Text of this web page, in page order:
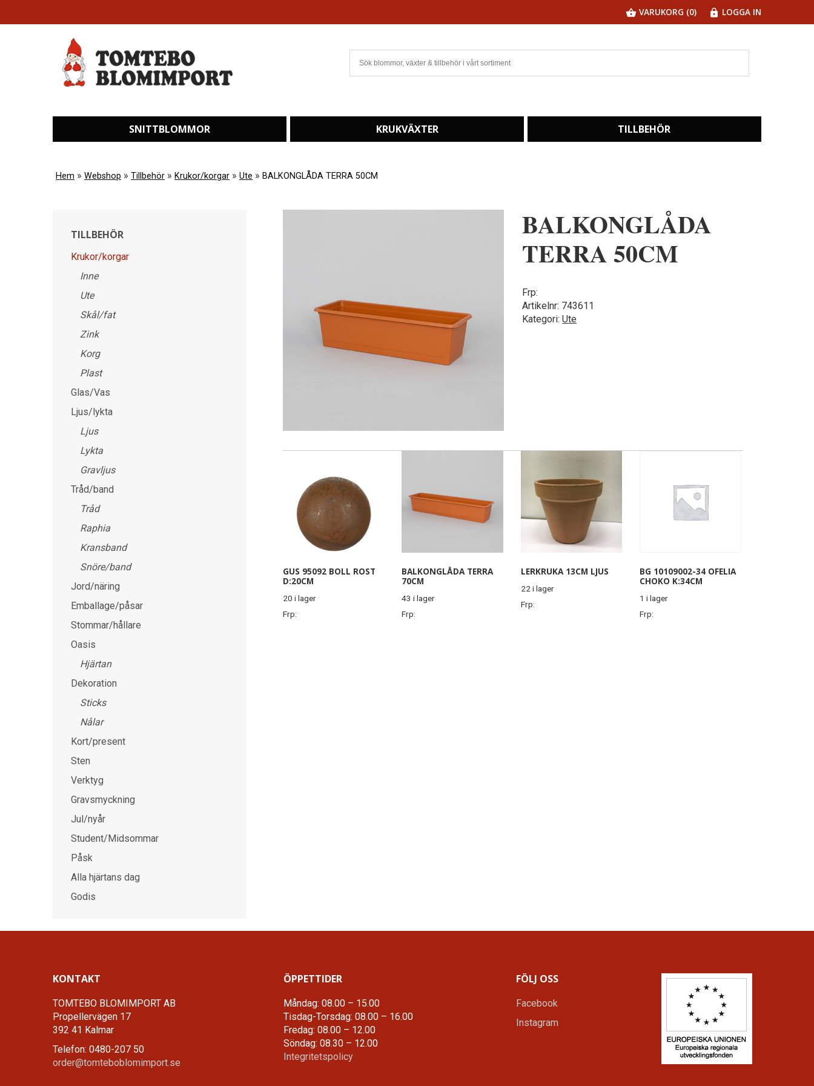
VARUKORG (0) LOGGA IN
SNITTBLOMMOR KRUKVÄXTER TILLBEHÖR
Hem » Webshop » Tillbehör » Krukor/korgar » Ute » BALKONGLÅDA TERRA 50CM
TILLBEHÖR
Krukor/korgar
Inne
Ute
Skål/fat
Zink
Korg
Plast
Glas/Vas
Ljus/lykta
Ljus
Lykta
Gravljus
Tråd/band
Tråd
Raphia
Kransband
Snöre/band
Jord/näring
Emballage/påsar
Stommar/hållare
Oasis
Hjärtan
Dekoration
Sticks
Nålar
Kort/present
Sten
Verktyg
Gravsmyckning
Jul/nyår
Student/Midsommar
Påsk
Alla hjärtans dag
Godis
BALKONGLÅDA
TERRA 50CM
Frp:
Artikelnr: 743611
Kategori:Ute
GUS 95092 BOLL ROST
D:20CM
20 i lager
Frp:
BALKONGLÅDA TERRA
70CM
43 i lager
Frp:
LERKRUKA 13CM LJUS
22 i lager
Frp:
BG 10109002-34 OFELIA
CHOKO K:34CM
1 i lager
Frp:
KONTAKT
TOMTEBO BLOMIMPORT AB
Propellervägen 17
392 41 Kalmar
Telefon: 0480-207 50
order@tomteboblomimport.se
ÖPPETTIDER
Måndag: 08.00 – 15.00
Tisdag-Torsdag: 08.00 – 16.00
Fredag: 08.00 – 12.00
Söndag: 08.30 – 12.00
Integritetspolicy
FÖLJ OSS
Facebook
Instagram